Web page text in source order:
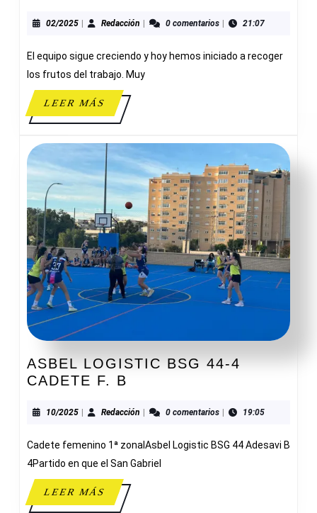
B
48
CB
TORREVIEJA
02/202502/2025Redacción Redacción0 comentarios 21:07
El equipo sigue creciendo y hoy hemos iniciado a recoger
los frutos del trabajo. Muy
LEER MÁSLEER
MÁS
ASBEL LOGISTIC BSG 44-4
CADETE F. B
BSG
4
CADETE
F.
B
10/202510/2025Redacción Redacción0 comentarios 19:05
Cadete femenino 1ª zonalAsbel Logistic BSG 44 Adesavi B
4Partido en que el San Gabriel
LEER MÁSLEER
MÁS